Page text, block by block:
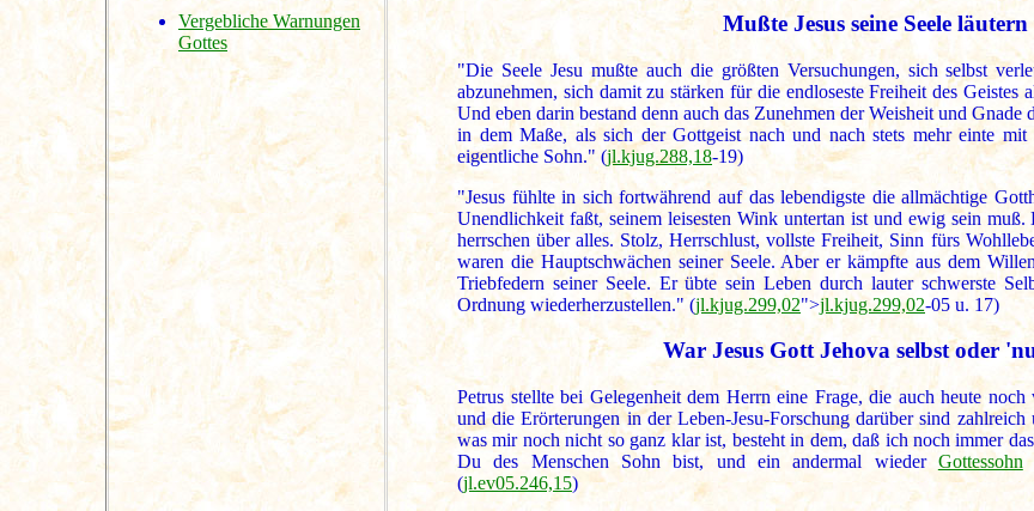
Vergebliche Warnungen
Gottes
Mußte Jesus seine Seele
"Die Seele Jesu mußte auch die größten Versuchungen, sich selbst
abzunehmen, sich damit zu stärken für die endloseste Freiheit des Geistes
Und eben darin bestand denn auch das Zunehmen der Weisheit und
in dem Maße, als sich der Gottgeist nach und nach stets mehr einte
eigentliche Sohn." (jl.kjug.288,18-19)
"Jesus fühlte in sich fortwährend auf das lebendigste die allmächtige
Unendlichkeit faßt, seinem leisesten Wink untertan ist und ewig sein
herrschen über alles. Stolz, Herrschlust, vollste Freiheit, Sinn fürs
waren die Hauptschwächen seiner Seele. Aber er kämpfte aus dem
Triebfedern seiner Seele. Er übte sein Leben durch lauter schwerste
Ordnung wiederherzustellen." (jl.kjug.299,02">jl.kjug.299,02-05 u. 17)
War Jesus Gott Jehova selbst oder
Petrus stellte bei Gelegenheit dem Herrn eine Frage, die auch heute
und die Erörterungen in der Leben-Jesu-Forschung darüber sind
was mir noch nicht so ganz klar ist, besteht in dem, daß ich noch immer
Du des Menschen Sohn bist, und ein andermal wieder Gottessohn
(jl.ev05.246,15)